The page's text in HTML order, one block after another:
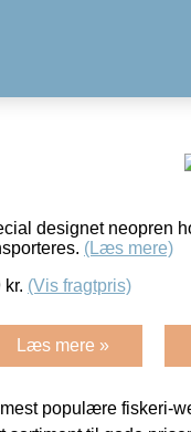
designet neopren
(Læs mere)
kr. (Vis fragtpris)
Læs mere »
populære fiskeri-